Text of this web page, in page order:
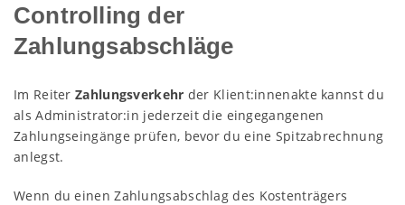
Controlling der
Zahlungsabschläge
Im Reiter Zahlungsverkehr der Klient:innenakte kannst du
als Administrator:in jederzeit die eingegangenen
Zahlungseingänge prüfen, bevor du eine Spitzabrechnung
anlegst.
Wenn du einen Zahlungsabschlag des Kostenträgers